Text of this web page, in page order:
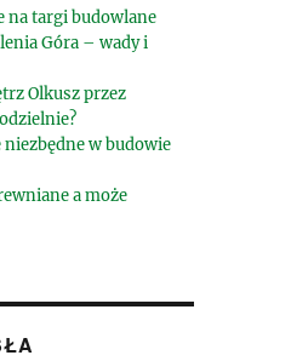
na targi budowlane
Góra – wady i
Olkusz przez
w budowie
a może